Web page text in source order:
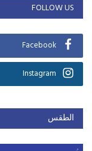
FOLLOW US
Facebook
Instagram
الطقس